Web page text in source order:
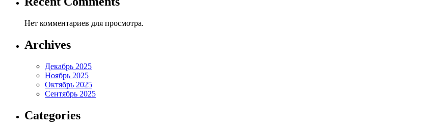
Нет комментариев для просмотра.
Archives
Декабрь 2025
Ноябрь 2025
Октябрь 2025
Сентябрь 2025
Categories